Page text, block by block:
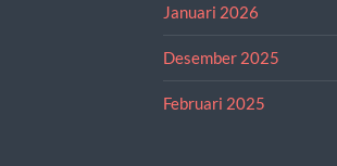
Januari 2026
Desember 2025
Februari 2025